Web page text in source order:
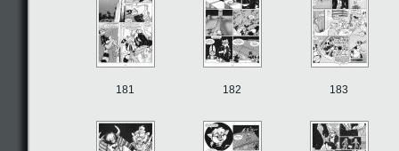
181 182 183